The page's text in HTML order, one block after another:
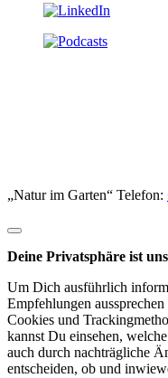
„Natur im Garten“ Telefon:
Deine Privatsphäre ist
Um Dich ausführlich
Empfehlungen
Cookies und
kannst Du einsehen,
auch durch nachträgliche
entscheiden, ob und